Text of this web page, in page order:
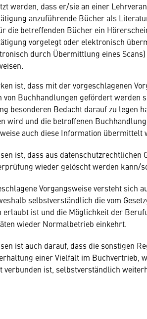
werden, dass er/sie an einer
anzuführende Bücher als
die betreffenden Bücher ein
vorgelegt oder elektronisch
durch Übermittlung eines
ist, dass mit der vorgeschlagenen
von Buchhandlungen gefördert werden
besonderen Bedacht darauf zu legen
wird und die betroffenen
auch diese Information übermittelt
ist, dass aus
wieder gelöscht werden kann/
Vorgangsweise versteht sich
selbstverständlich die vom
erlaubt ist und die Möglichkeit der
wieder Normalbetrieb einkehrt.
ist auch darauf, dass die sonstigen
einer Vielfalt im Buchvertrieb,
verbunden ist, selbstverständlich